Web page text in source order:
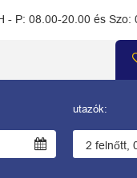
- P: 08.00-20.00 és Szo:
utazók: